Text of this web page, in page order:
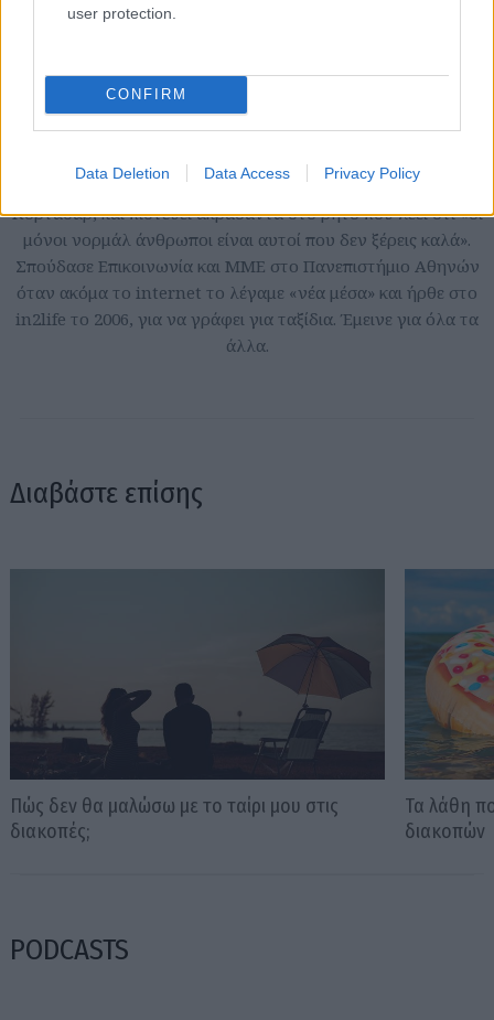
user protection.
CONFIRM
Data Deletion Data Access Privacy Policy
Ηρώ Κουνάδη
Γεννήθηκε στον Πειραιά, μεγάλωσε στην αθάνατη ελληνική
επαρχία που της έμαθε να εκτιμάει την Αθήνα. Αγαπάει τα
ταξίδια, το θέατρο, τις γάτες της και τα βιβλία του Χούλιο
Κορτάσαρ, και πιστεύει ακράδαντα στο ρητό που λέει ότι «οι
μόνοι νορμάλ άνθρωποι είναι αυτοί που δεν ξέρεις καλά».
Σπούδασε Επικοινωνία και ΜΜΕ στο Πανεπιστήμιο Αθηνών
όταν ακόμα το internet το λέγαμε «νέα μέσα» και ήρθε στο
in2life το 2006, για να γράφει για ταξίδια. Έμεινε για όλα τα
άλλα.
Διαβάστε επίσης
Πώς δεν θα μαλώσω με το ταίρι μου στις
διακοπές;
Τα λάθη
διακοπών
PODCASTS